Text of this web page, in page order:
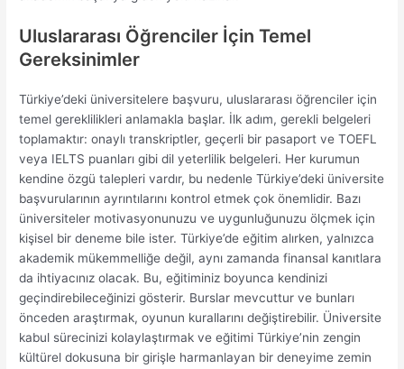
Uluslararası Öğrenciler İçin Temel
Gereksinimler
Türkiye’deki üniversitelere başvuru, uluslararası öğrenciler için
temel gereklilikleri anlamakla başlar. İlk adım, gerekli belgeleri
toplamaktır: onaylı transkriptler, geçerli bir pasaport ve TOEFL
veya IELTS puanları gibi dil yeterlilik belgeleri. Her kurumun
kendine özgü talepleri vardır, bu nedenle Türkiye’deki üniversite
başvurularının ayrıntılarını kontrol etmek çok önemlidir. Bazı
üniversiteler motivasyonunuzu ve uygunluğunuzu ölçmek için
kişisel bir deneme bile ister. Türkiye’de eğitim alırken, yalnızca
akademik mükemmelliğe değil, aynı zamanda finansal kanıtlara
da ihtiyacınız olacak. Bu, eğitiminiz boyunca kendinizi
geçindirebileceğinizi gösterir. Burslar mevcuttur ve bunları
önceden araştırmak, oyunun kurallarını değiştirebilir. Üniversite
kabul sürecinizi kolaylaştırmak ve eğitimi Türkiye’nin zengin
kültürel dokusuna bir girişle harmanlayan bir deneyime zemin